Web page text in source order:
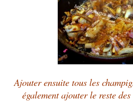
Ajouter ensuite tous les
également ajouter le reste